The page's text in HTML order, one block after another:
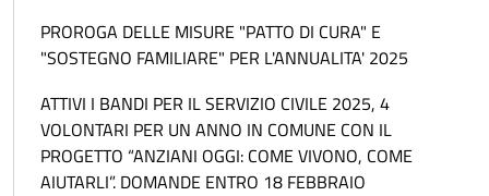
PROROGA DELLE MISURE "PATTO DI CURA" E
"SOSTEGNO FAMILIARE" PER L'ANNUALITA' 2025
ATTIVI I BANDI PER IL SERVIZIO CIVILE 2025, 4
VOLONTARI PER UN ANNO IN COMUNE CON IL
PROGETTO “ANZIANI OGGI: COME VIVONO, COME
AIUTARLI”. DOMANDE ENTRO 18 FEBBRAIO